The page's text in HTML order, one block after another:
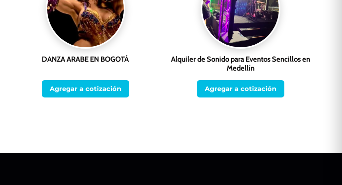
DANZA ARABE EN BOGOTÁ
Agregar a cotización
Alquiler de Sonido para Eventos Sencillos en
Medellín
Agregar a cotización